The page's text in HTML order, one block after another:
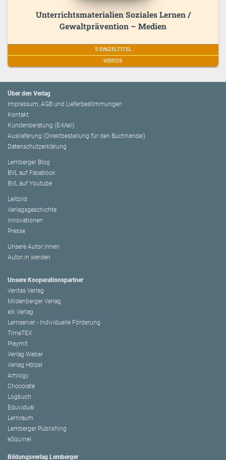
Unterrichtsmaterialien Soziales Lernen /
Gewaltprävention – Medien
5 EINZELTITEL
VIDEOS
Über den Verlag
Impressum, AGB und Lieferbestimmungen
Kontakt
Kundenberatung (E-Mail)
Auslieferung (Direktbestellung für den Buchhandel)
Datenschutzerklärung
Lemberger Blog
BVL auf Facebook
BVL auf Youtube
Leitbild
Verlagsgeschichte
Innovationen
Presse
Unsere Autor:innen
Autor:in werden
Unsere Kooperationspartner
Veritas Verlag
Mildenberger Verlag
elk Verlag
Lernserver - Individuelle Förderung
TimeTEX
Playmit
Verlag Weber
Verlag Hölzel
Amlogy
Chocolate
Logbuch
Eduvidual
Lernraum
Lemberger Publishing
eSquirrel
Bildungsverlag Lemberger